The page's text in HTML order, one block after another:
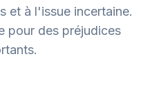
et à l'issue incertaine.
pour des préjudices